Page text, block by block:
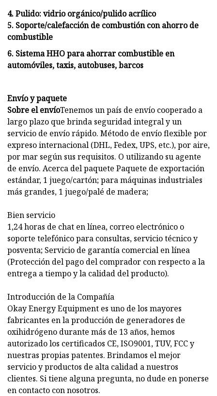
4. Pulido: vidrio orgánico/pulido acrílico
5. Soporte/calefacción de combustión con ahorro de
combustible
6. Sistema HHO para ahorrar combustible en
automóviles, taxis, autobuses, barcos
Envío y paquete
Sobre el envíoTenemos un país de envío cooperado a
largo plazo que brinda seguridad integral y un
servicio de envío rápido. Método de envío flexible por
expreso internacional (DHL, Fedex, UPS, etc.), por aire,
por mar según sus requisitos. O utilizando su agente
de envío. Acerca del paquete Paquete de exportación
estándar, 1 juego/cartón; para máquinas industriales
más grandes, 1 juego/palé de madera;
Bien servicio
1,24 horas de chat en línea, correo electrónico o
soporte telefónico para consultas, servicio técnico y
posventa; Servicio de garantía comercial en línea
(Protección del pago del comprador con respecto a la
entrega a tiempo y la calidad del producto).
Introducción de la Compañía
Okay Energy Equipment es uno de los mayores
fabricantes en la producción de generadores de
oxihidrógeno durante más de 13 años, hemos
autorizado los certificados CE, ISO9001, TUV, FCC y
nuestras propias patentes. Brindamos el mejor
servicio y productos de alta calidad a nuestros
clientes. Si tiene alguna pregunta, no dude en ponerse
en contacto con nosotros.